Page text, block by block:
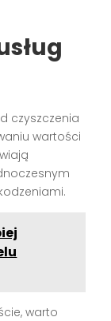
czyszczenia
wartości
warto